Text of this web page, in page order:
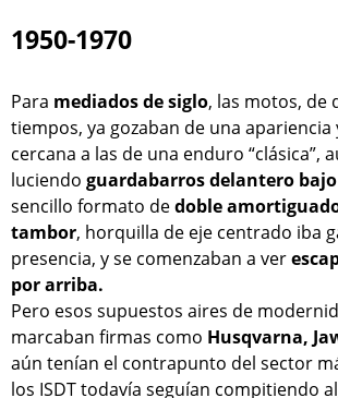
1950-1970
Para mediados de siglo, las motos, de
tiempos, ya gozaban de una
cercana a las de una enduro “clásica”,
luciendo guardabarros delantero bajo
sencillo formato dedoble
tambor, horquilla de eje centrado iba
presencia, y se comenzaban a ver
por arriba.
Pero esos supuestos aires de
marcaban firmas como Husqvarna,
aún tenían el contrapunto del sector
los ISDT todavía seguían compitiendo